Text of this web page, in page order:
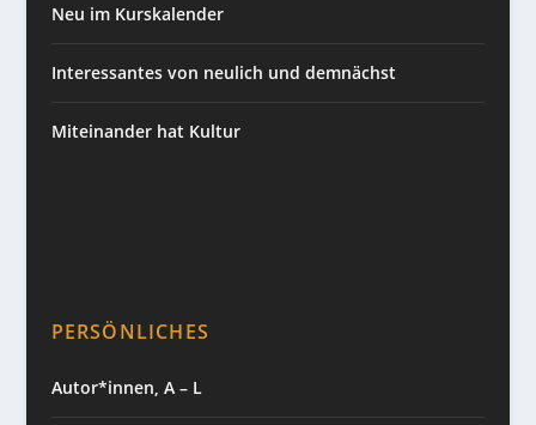
Neu im Kurskalender
Interessantes von neulich und demnächst
Miteinander hat Kultur
PERSÖNLICHES
Autor*innen, A – L